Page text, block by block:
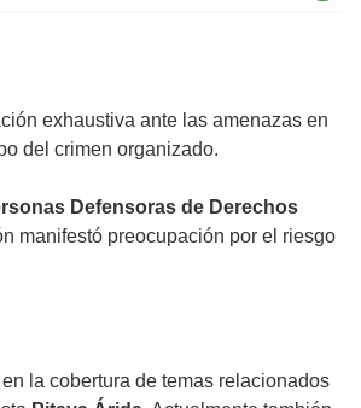
exhaustiva ante las amenazas en
del crimen organizado.
Defensoras de Derechos
manifestó preocupación por el riesgo
la cobertura de temas relacionados